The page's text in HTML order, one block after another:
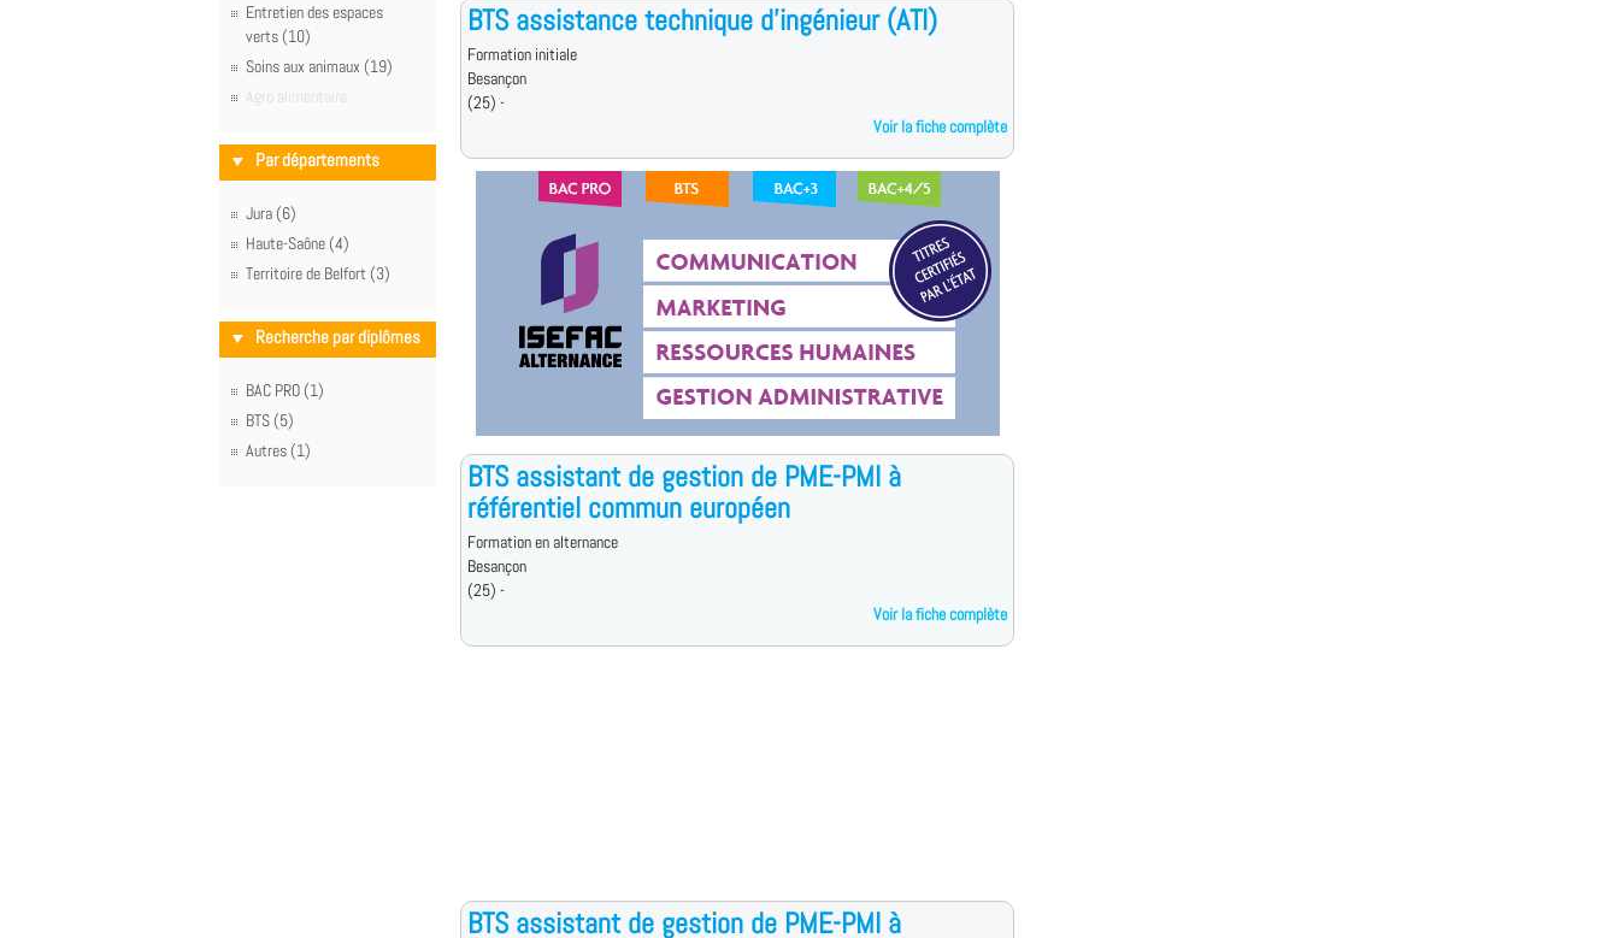
Entretien des espaces
verts (10)
Soins aux animaux (19)
Agro alimentaire
Par départements
Jura (6)
Haute-Saône (4)
Territoire de Belfort (3)
Recherche par diplômes
BAC PRO (1)
BTS (5)
Autres (1)
BTS assistance technique d'ingénieur (ATI)
Formation initiale
Besançon
(25) -
Voir la fiche complète
BTS assistant de gestion de PME-PMI à
référentiel commun européen
Formation en alternance
Besançon
(25) -
Voir la fiche complète
BTS assistant de gestion de PME-PMI à